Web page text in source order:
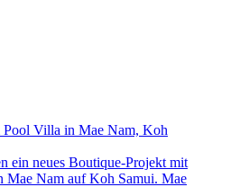
ein neues Boutique-Projekt mit
Mae Nam auf Koh Samui. Mae